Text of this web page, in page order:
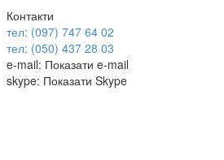
Контакти
тел: (097) 747 64 02
тел: (050) 437 28 03
e-mail: Показати e-mail
skype: Показати Skype